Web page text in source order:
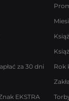
za 30 dni
EKSTRA
Rok